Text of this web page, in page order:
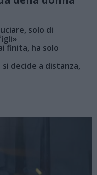
solo di
finita, ha solo
si decide a distanza,